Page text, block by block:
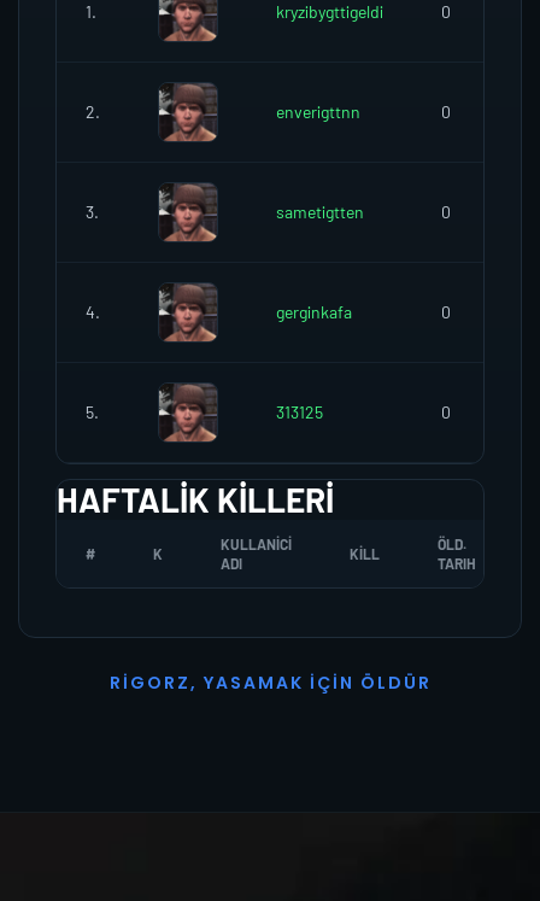
1. kryzibygttigeldi 0
2. enverigttnn 0
3. sametigtten 0
4. gerginkafa 0
5. 313125 0
HAFTALIK KILLERI
# K
KULLANICI
ADI
KILL
ÖLD.
TARIH
R I G O R Z, YASAMAK İ ÇI N Ö L D Ü R